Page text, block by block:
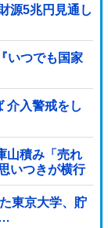
源5兆円見通し
いつでも国家
介入警戒をし
山積み「売れ
いつきが横行
東京大学、貯